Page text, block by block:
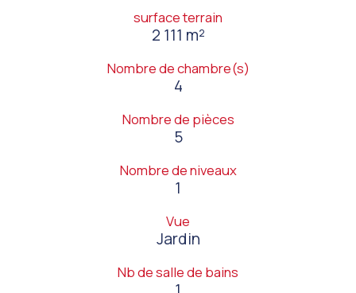
surface terrain
2 111 m²
Nombre de chambre(s)
4
Nombre de pièces
5
Nombre de niveaux
1
Vue
Jardin
Nb de salle de bains